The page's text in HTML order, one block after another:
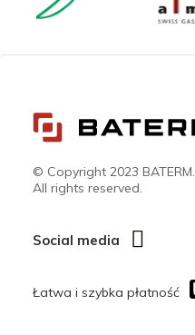
© Copyright 2023 BATERM.
All rights reserved.
Social media
Łatwa i szybka płatność